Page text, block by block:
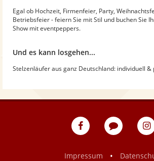
Egal ob Hochzeit, Firmenfeier, Party,
Betriebsfeier - feiern Sie mit Stil und buchen Sie
Show mit eventpeppers.
Und es kann losgehen...
Stelzenläufer aus ganz Deutschland: individuell &
eventpeppers
Blog
Impressum
•